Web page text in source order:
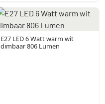
E27 LED 6 Watt warm wit
dimbaar 806 Lumen